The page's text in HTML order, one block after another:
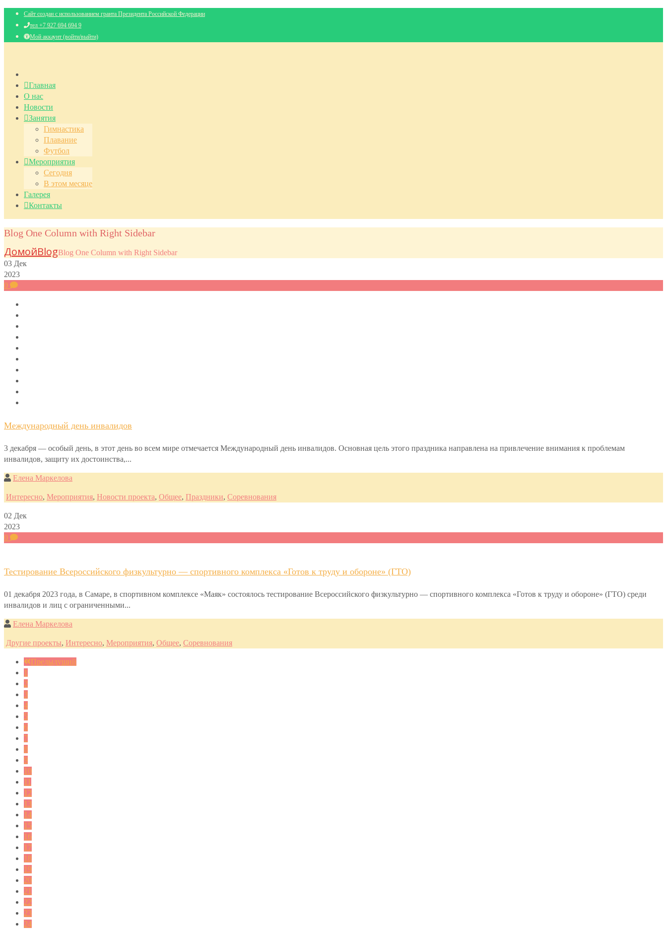
Сайт создан с использованием гранта Президента Российской Федерации
тел +7 927 694 694 9
Мой аккаунт (войти/выйти)
Главная
О нас
Новости
Занятия
Гимнастика
Плавание
Футбол
Мероприятия
Сегодня
В этом месяце
Галерея
Контакты
Blog One Column with Right Sidebar
ДомойBlogBlog One Column with Right Sidebar
03 Дек
2023
0
Международный день инвалидов
3 декабря — особый день, в этот день во всем мире отмечается Международный день инвалидов. Основная цель этого праздника направлена на привлечение внимания к проблемам
инвалидов, защиту их достоинства,...
Елена Маркелова
Интересно, Мероприятия, Новости проекта, Общее, Праздники, Соревнования
02 Дек
2023
0
Тестирование Всероссийского физкультурно — спортивного комплекса «Готов к труду и обороне» (ГТО)
01 декабря 2023 года, в Самаре, в спортивном комплексе «Маяк» состоялось тестирование Всероссийского физкультурно — спортивного комплекса «Готов к труду и обороне» (ГТО) среди
инвалидов и лиц с ограниченными...
Елена Маркелова
Другие проекты, Интересно, Мероприятия, Общее, Соревнования
Предыдущий
1
2
3
4
5
6
7
8
9
10
11
12
13
14
15
16
17
18
19
20
21
22
23
24